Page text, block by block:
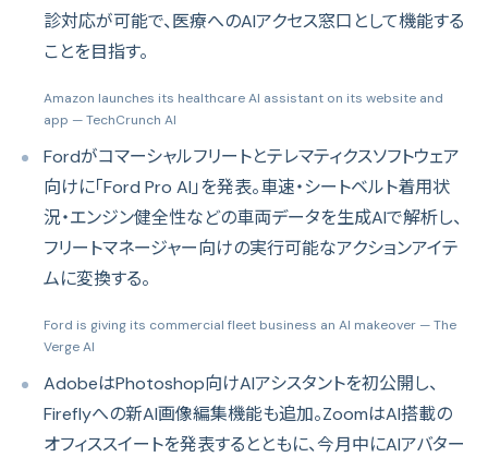
診対応が可能で、医療へのAIアクセス窓口として機能する
ことを目指す。
Amazon launches its healthcare AI assistant on its website and
app — TechCrunch AI
Fordがコマーシャルフリートとテレマティクスソフトウェア
向けに「Ford Pro AI」を発表。車速・シートベルト着用状
況・エンジン健全性などの車両データを生成AIで解析し、
フリートマネージャー向けの実行可能なアクションアイテ
ムに変換する。
Ford is giving its commercial fleet business an AI makeover — The
Verge AI
AdobeはPhotoshop向けAIアシスタントを初公開し、
Fireflyへの新AI画像編集機能も追加。ZoomはAI搭載の
オフィススイートを発表するとともに、今月中にAIアバター